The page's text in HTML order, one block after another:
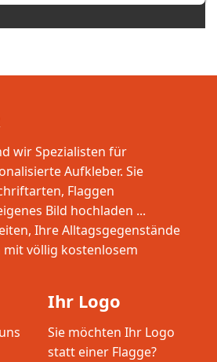
wir Spezialisten für
Aufkleber. Sie
Flaggen
Bild hochladen ...
Ihre Alltagsgegenstände
mit völlig kostenlosem
Ihr Logo
Sie möchten Ihr Logo
statt einer Flagge?